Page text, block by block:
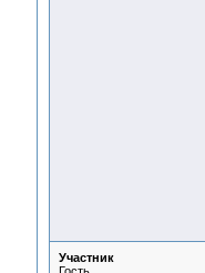
Участник